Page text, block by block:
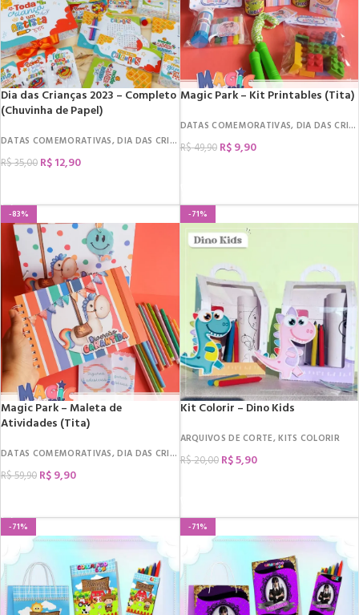
Dia das Crianças 2023 – Completo
(Chuvinha de Papel)
DATAS COMEMORATIVAS,DIA DAS CRIANÇAS ,ARQUIVOS DE CORTE
R$35,00 R$12,90
Magic Park – Kit Printables (Tita)
DATAS COMEMORATIVAS, DIA DAS CRIANÇAS
R$49,90 R$9,90
-83%
Magic Park – Maleta de
Atividades (Tita)
DATAS COMEMORATIVAS,DIA DAS CRIANÇAS ,ARQUIVOS DE CORTE
R$59,90 R$9,90
-71%
Kit Colorir – Dino Kids
ARQUIVOS DE CORTE,KITS COLORIR
R$20,00 R$5,90
-71% -71%